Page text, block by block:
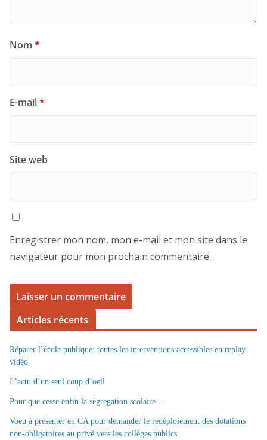
Nom *
E-mail*
Site web
Enregistrer mon nom, mon e-mail et mon site dans le
navigateur pour mon prochain commentaire.
Articles récents
Réparer l’école publique: toutes les interventions accessibles en replay-
vidéo
L’actu d’un seul coup d’oeil
Pour que cesse enfin la ségregation scolaire…
Voeu à présenter en CA pour demander le redéploiement des dotations
non-obligatoires au privé vers les collèges publics